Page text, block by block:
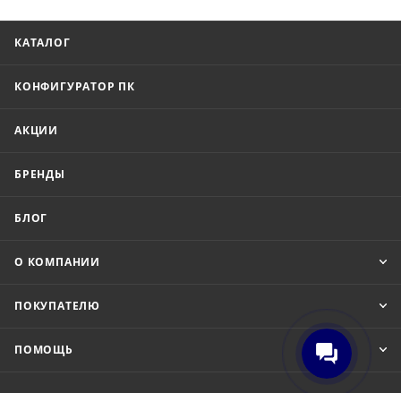
КАТАЛОГ
КОНФИГУРАТОР ПК
АКЦИИ
БРЕНДЫ
БЛОГ
О КОМПАНИИ
ПОКУПАТЕЛЮ
ПОМОЩЬ